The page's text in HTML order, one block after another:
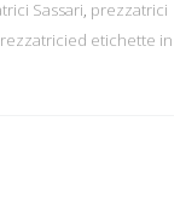
Sassari, prezzatrici
etichette in